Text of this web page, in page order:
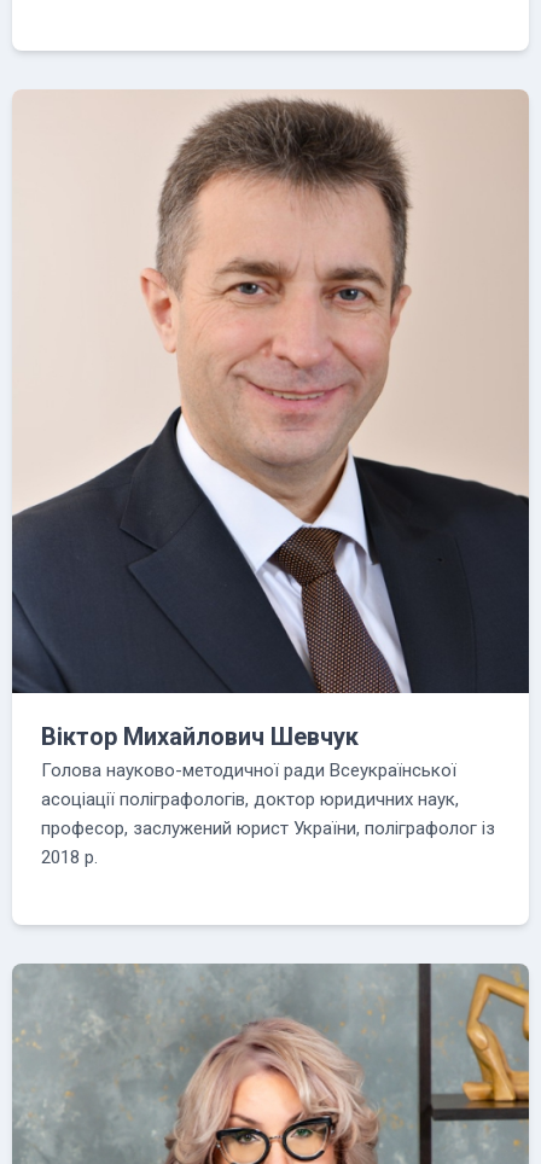
Віктор Михайлович Шевчук
Голова науково-методичної ради Всеукраїнської
асоціації поліграфологів, доктор юридичних наук,
професор, заслужений юрист України, поліграфолог із
2018 р.